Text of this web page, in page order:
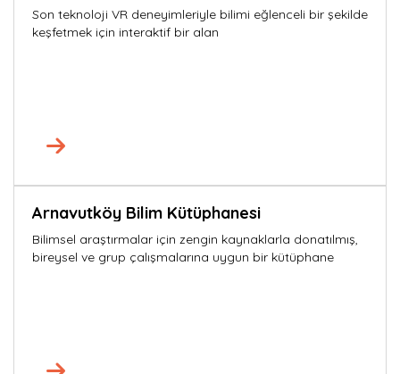
Son teknoloji VR deneyimleriyle bilimi eğlenceli bir şekilde
keşfetmek için interaktif bir alan
Arnavutköy Bilim Kütüphanesi
Bilimsel araştırmalar için zengin kaynaklarla donatılmış,
bireysel ve grup çalışmalarına uygun bir kütüphane